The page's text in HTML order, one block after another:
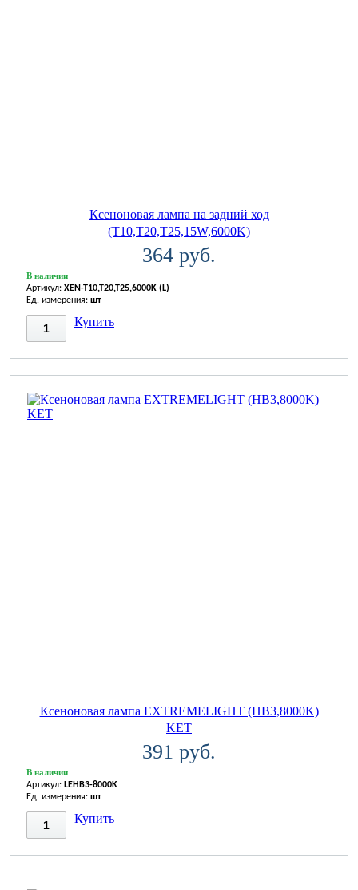
Ксеноновая лампа на задний ход
(T10,T20,T25,15W,6000K)
364 руб.
В наличии
Артикул: XEN-T10,T20,T25,6000K (L)
Ед. измерения: шт
Купить
Ксеноновая лампа EXTREMELIGHT (HB3,8000K)
KET
391 руб.
В наличии
Артикул: LEHB3-8000K
Ед. измерения: шт
Купить